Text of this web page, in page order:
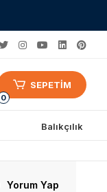
0
SEPETİM
Balıkçılık
Yorum Yap